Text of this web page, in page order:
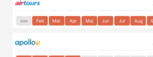
Jan Feb Mar Apr Maj Jun Jul Aug